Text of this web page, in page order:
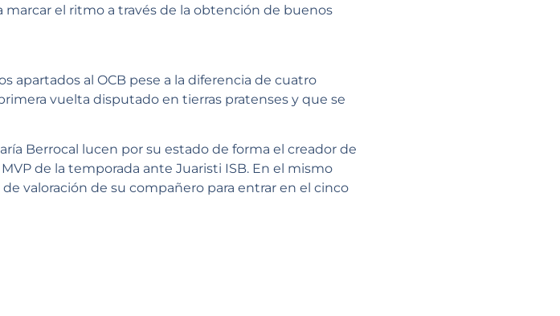
marcar el ritmo a través de la obtención de buenos
apartados al OCB pese a la diferencia de cuatro
vuelta disputado en tierras pratenses y que se
Berrocal lucen por su estado de forma el creador de
de la temporada ante Juaristi ISB. En el mismo
valoración de su compañero para entrar en el cinco